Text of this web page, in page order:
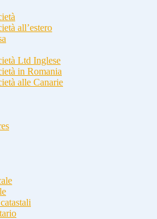
all’estero
Ltd Inglese
in Romania
alle Canarie